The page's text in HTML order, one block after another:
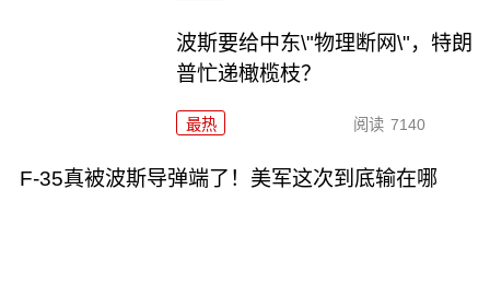
波斯要给中东\"物理断网\"，特朗
普忙递橄榄枝？
最热 阅读 7140
F-35真被波斯导弹端了！美军这次到底输在哪